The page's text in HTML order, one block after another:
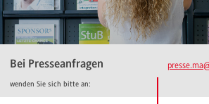
Bei Presseanfragen
wenden Sie sich bitte an:
presse.ma